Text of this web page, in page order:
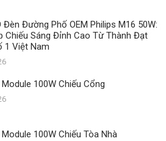
Đèn Đường Phố OEM Philips M16 50W:
Chiếu Sáng Đỉnh Cao Từ Thành Đạt
1 Việt Nam
100W Chiếu Cổng
100W Chiếu Tòa Nhà